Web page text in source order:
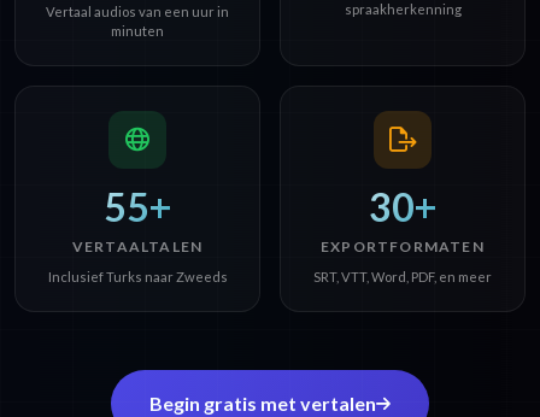
Vertaal audios van een uur in
minuten
spraakherkenning
55+
VERTAALTALEN
Inclusief Turks naar Zweeds
30+
EXPORTFORMATEN
SRT, VTT, Word, PDF, en meer
Begin gratis met vertalen